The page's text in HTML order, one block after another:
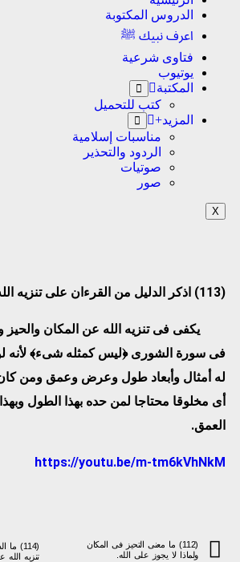
الدروس المكتوبة
اعرف نبيك ﷺ
فتاوى شرعية
يوتيوب
المكتبة
كتب للتحميل
المزيد+
مناسبات إسلامية
الردود والتحذير
صوتيات
صور
X
(113) اذكر الدليل من القرءان على تنزيه
يكفى فى تنزيه الله عن المكان والحيز
فى سورة الشورى ﴿ليس كمثله شىء﴾ لأنه
له أمثال وأبعاد طول وعرض وعمق ومن
أى مخلوقا محتاجا لمن حده بهذا الطول
العمق.
https://youtu.be/m-tm6kVhNkM
(112) ما معنى التحيز فى المكان
ولماذا لا يجوز على الله.
(114)
تنزيه الله